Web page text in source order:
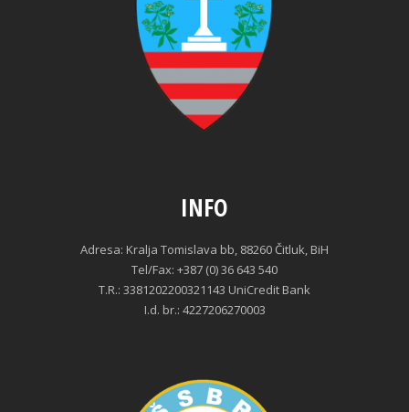
INFO
Adresa: Kralja Tomislava bb, 88260 Čitluk, BiH
Tel/Fax: +387 (0) 36 643 540
T.R.: 3381202200321143 UniCredit Bank
I.d. br.: 4227206270003